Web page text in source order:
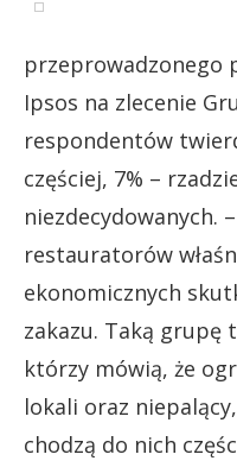
przeprowadzonego
Ipsos na zlecenie
respondentów
częściej, 7% –
niezdecydowanych.
restauratorów
ekonomicznych
zakazu. Taką grupę
którzy mówią, że
lokali oraz
chodzą do nich